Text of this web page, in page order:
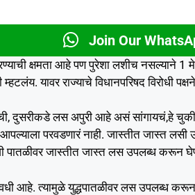
Join Our
क्षमता आहे पण पुरेशा लशीच नसल्याने 1
यावर राज्याचे विधानपरिषद विरोधी
दुसरीकडे लस अपुरी आहे असं सांगायचं,हे
परवडणारं नाही. जास्तीत जास्त
पातळीवर जास्तीत जास्त लस उपलब्ध
आहे. त्यामुळे युद्धपातळीवर लस उपलब्ध